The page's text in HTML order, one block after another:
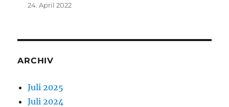
24. April 2022
ARCHIV
Juli 2025
Juli 2024